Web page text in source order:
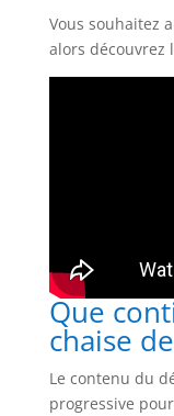
Vous souhaitez
alors découvrez
Que
chaise
Le contenu du
progressive